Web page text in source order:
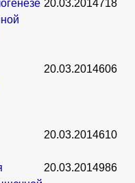
20.03.2014718
20.03.2014606
20.03.2014610
20.03.2014986